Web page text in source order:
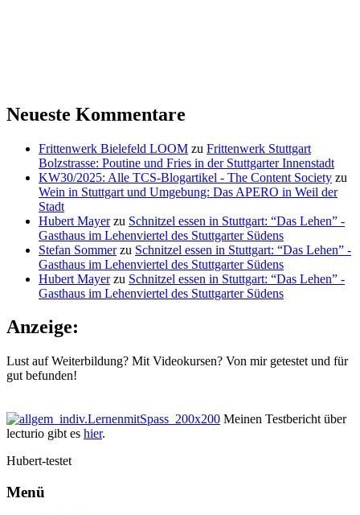
Neueste Kommentare
Frittenwerk Bielefeld LOOM zu Frittenwerk Stuttgart
Bolzstrasse: Poutine und Fries in der Stuttgarter Innenstadt
KW30/2025: Alle TCS-Blogartikel - The Content Society zu
Wein in Stuttgart und Umgebung: Das APERO in Weil der
Stadt
Hubert Mayerzu Schnitzel essen in Stuttgart: “Das Lehen” -
Gasthaus im Lehenviertel des Stuttgarter Südens
Stefan Sommerzu Schnitzel essen in Stuttgart: “Das Lehen” -
Gasthaus im Lehenviertel des Stuttgarter Südens
Hubert Mayerzu Schnitzel essen in Stuttgart: “Das Lehen” -
Gasthaus im Lehenviertel des Stuttgarter Südens
Anzeige:
Lust auf Weiterbildung? Mit Videokursen? Von mir getestet und für
gut befunden!
Meinen Testbericht über
lecturio gibt es hier.
Hubert-testet
Menü